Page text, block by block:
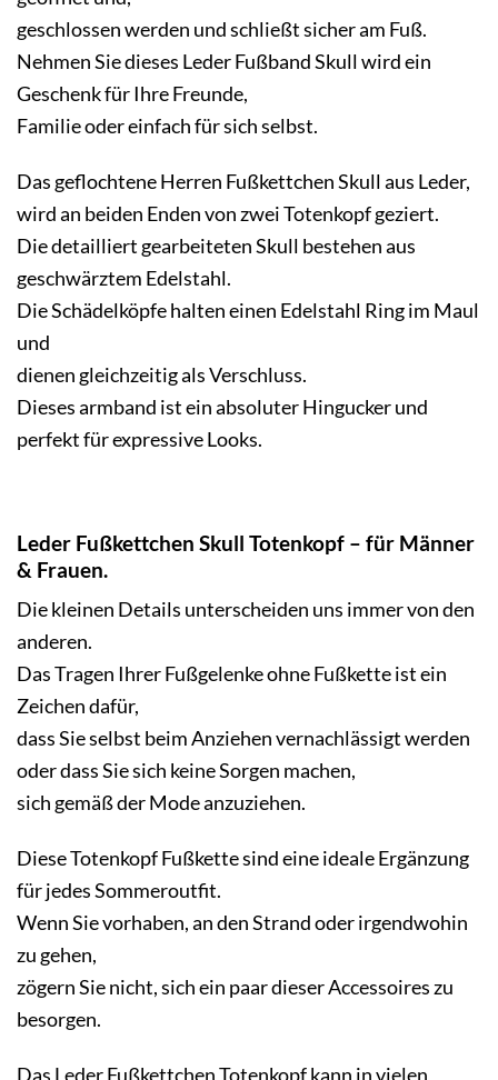
geschlossen werden und schließt sicher am Fuß.
Nehmen Sie dieses Leder Fußband Skull wird ein
Geschenk für Ihre Freunde,
Familie oder einfach für sich selbst.
Das geflochtene Herren Fußkettchen Skull aus Leder,
wird an beiden Enden von zwei Totenkopf geziert.
Die detailliert gearbeiteten Skull bestehen aus
geschwärztem Edelstahl.
Die Schädelköpfe halten einen Edelstahl Ring im Maul
und
dienen gleichzeitig als Verschluss.
Dieses armband ist ein absoluter Hingucker und
perfekt für expressive Looks.
Leder Fußkettchen Skull Totenkopf – für Männer
& Frauen.
Die kleinen Details unterscheiden uns immer von den
anderen.
Das Tragen Ihrer Fußgelenke ohne Fußkette ist ein
Zeichen dafür,
dass Sie selbst beim Anziehen vernachlässigt werden
oder dass Sie sich keine Sorgen machen,
sich gemäß der Mode anzuziehen.
Diese Totenkopf Fußkette sind eine ideale Ergänzung
für jedes Sommeroutfit.
Wenn Sie vorhaben, an den Strand oder irgendwohin
zu gehen,
zögern Sie nicht, sich ein paar dieser Accessoires zu
besorgen.
Das Leder Fußkettchen Totenkopf kann in vielen